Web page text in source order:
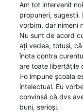
Am tot intervenit
propuneri,
vorbim, dar nimeni
Nu sunt de acord
ați vedea, totuși,
înota contra
are toate libertățile
i-o impune școala
intelectual. Eu
convinsă că dvs
buni, serioși.